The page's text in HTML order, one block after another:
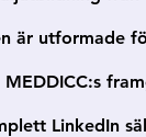
är utformade
LinkedIn